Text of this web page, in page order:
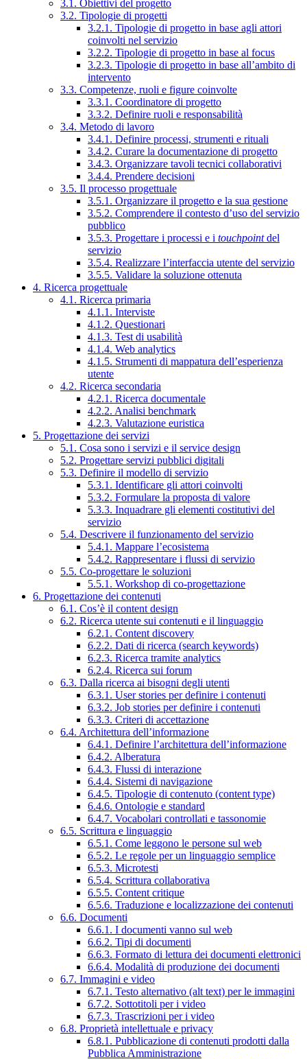
3.1. Obiettivi del progetto
3.2. Tipologie di progetti
3.2.1. Tipologie di progetto in base agli attori
coinvolti nel servizio
3.2.2. Tipologie di progetto in base al focus
3.2.3. Tipologie di progetto in base all’ambito di
intervento
3.3. Competenze, ruoli e figure coinvolte
3.3.1. Coordinatore di progetto
3.3.2. Definire ruoli e responsabilità
3.4. Metodo di lavoro
3.4.1. Definire processi, strumenti e rituali
3.4.2. Curare la documentazione di progetto
3.4.3. Organizzare tavoli tecnici collaborativi
3.4.4. Prendere decisioni
3.5. Il processo progettuale
3.5.1. Organizzare il progetto e la sua gestione
3.5.2. Comprendere il contesto d’uso del servizio
pubblico
3.5.3. Progettare i processi e i touchpointdel
servizio
3.5.4. Realizzare l’interfaccia utente del servizio
3.5.5. Validare la soluzione ottenuta
4. Ricerca progettuale
4.1. Ricerca primaria
4.1.1. Interviste
4.1.2. Questionari
4.1.3. Test di usabilità
4.1.4. Web analytics
4.1.5. Strumenti di mappatura dell’esperienza
utente
4.2. Ricerca secondaria
4.2.1. Ricerca documentale
4.2.2. Analisi benchmark
4.2.3. Valutazione euristica
5. Progettazione dei servizi
5.1. Cosa sono i servizi e il service design
5.2. Progettare servizi pubblici digitali
5.3. Definire il modello di servizio
5.3.1. Identificare gli attori coinvolti
5.3.2. Formulare la proposta di valore
5.3.3. Inquadrare gli elementi costitutivi del
servizio
5.4. Descrivere il funzionamento del servizio
5.4.1. Mappare l’ecosistema
5.4.2. Rappresentare i flussi di servizio
5.5. Co-progettare le soluzioni
5.5.1. Workshop di co-progettazione
6. Progettazione dei contenuti
6.1. Cos’è il content design
6.2. Ricerca utente sui contenuti e il linguaggio
6.2.1. Content discovery
6.2.2. Dati di ricerca (search keywords)
6.2.3. Ricerca tramite analytics
6.2.4. Ricerca sui forum
6.3. Dalla ricerca ai bisogni degli utenti
6.3.1. User stories per definire i contenuti
6.3.2. Job stories per definire i contenuti
6.3.3. Criteri di accettazione
6.4. Architettura dell’informazione
6.4.1. Definire l’architettura dell’informazione
6.4.2. Alberatura
6.4.3. Flussi di interazione
6.4.4. Sistemi di navigazione
6.4.5. Tipologie di contenuto (content type)
6.4.6. Ontologie e standard
6.4.7. Vocabolari controllati e tassonomie
6.5. Scrittura e linguaggio
6.5.1. Come leggono le persone sul web
6.5.2. Le regole per un linguaggio semplice
6.5.3. Microtesti
6.5.4. Scrittura collaborativa
6.5.5. Content critique
6.5.6. Traduzione e localizzazione dei contenuti
6.6. Documenti
6.6.1. I documenti vanno sul web
6.6.2. Tipi di documenti
6.6.3. Formato di lettura dei documenti elettronici
6.6.4. Modalità di produzione dei documenti
6.7. Immagini e video
6.7.1. Testo alternativo (alt text) per le immagini
6.7.2. Sottotitoli per i video
6.7.3. Trascrizioni per i video
6.8. Proprietà intellettuale e privacy
6.8.1. Pubblicazione di contenuti prodotti dalla
Pubblica Amministrazione